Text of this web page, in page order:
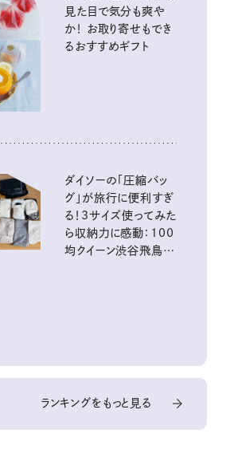
見た目で気分も爽や
か！ お取り寄せもでき
るおすすめギフト
ダイソーの「圧縮バッ
グ」が旅行に便利すぎ
る！3サイズ使ってみた
ら収納力に感動：100
均クイーン渋谷飛鳥の
ランキングをもっと見る